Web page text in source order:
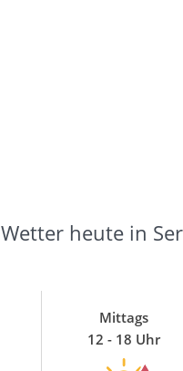
heute in
Mittags
12 - 18 Uhr